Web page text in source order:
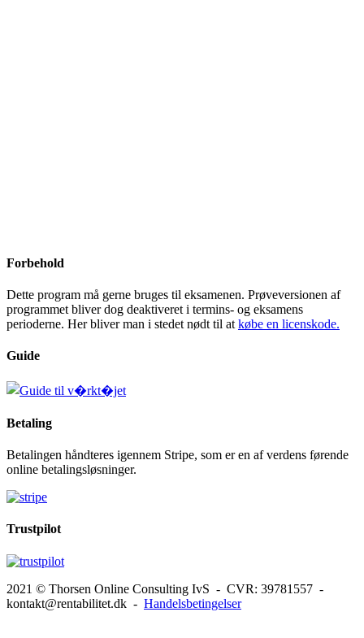
Forbehold
Dette program må gerne bruges til eksamenen. Prøveversionen af
programmet bliver dog deaktiveret i termins- og eksamens
perioderne. Her bliver man i stedet nødt til at købe en licenskode.
Guide
Betaling
Betalingen håndteres igennem Stripe, som er en af verdens førende
online betalingsløsninger.
Trustpilot
2021 © Thorsen Online Consulting IvS - CVR: 39781557 -
kontakt@rentabilitet.dk - Handelsbetingelser